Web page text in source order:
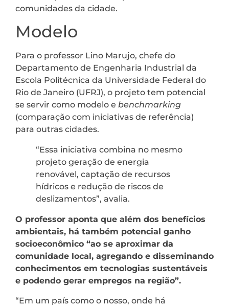
comunidades da cidade.
Modelo
Para o professor Lino Marujo, chefe do
Departamento de Engenharia Industrial da
Escola Politécnica da Universidade Federal do
Rio de Janeiro (UFRJ), o projeto tem potencial
se servir como modelo e benchmarking
(comparação com iniciativas de referência)
para outras cidades.
“Essa iniciativa combina no mesmo
projeto geração de energia
renovável, captação de recursos
hídricos e redução de riscos de
deslizamentos”, avalia.
O professor aponta que além dos benefícios
ambientais, há também potencial ganho
socioeconômico “ao se aproximar da
comunidade local, agregando e disseminando
conhecimentos em tecnologias sustentáveis
e podendo gerar empregos na região”.
“Em um país como o nosso, onde há